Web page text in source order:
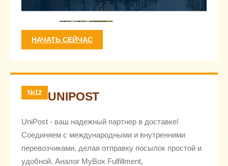
НАЧАТЬ СЕЙЧАС
№12 UNIPOST
UniPost - ваш надежный партнер в доставке!
Соединяем с международными и внутренними
перевозчиками, делая отправку посылок простой и
удобной. Аналог MyBox Fulfillment,